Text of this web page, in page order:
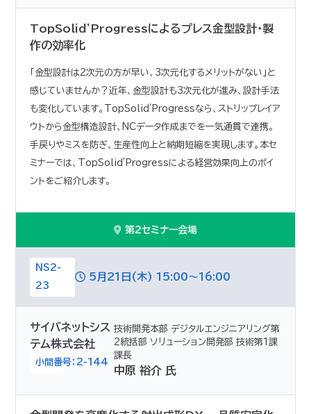
TopSolid'Progressによるプレス金型設計・製
作の効率化
「金型設計は2次元の方が早い、3次元化するメリットがない」と
感じていませんか？近年、金型設計も3次元化が進み、設計手法
も変化しています。TopSolid'Progressなら、ストリップレイア
ウトから金型構造設計、NCデータ作成までを一気通貫で連携。
手戻りやミスを防ぎ、生産性向上と納期短縮を実現します。本セ
ミナーでは、TopSolid'Progressによる経営効果向上のポイ
ントをご紹介します。
第2セミナー会場
NS2-
23
5月21日(木) 15:00～16:00
サイバネットシス
テム株式会社
小間番号：2-144
技術開発本部 デジタルエンジニアリング第
2統括部 ソリューション開発部 技術第1課
課長
中原 裕介 氏